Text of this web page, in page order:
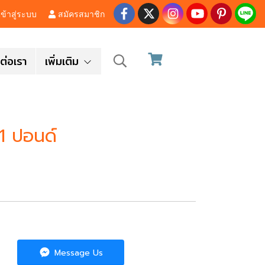
าสู่ระบบ สมัครสมาชิก
อเรา เพิ่มเติม
ปอนด์
Message Us